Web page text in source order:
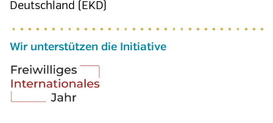
Deutschland (EKD)
Wir unterstützen die Initiative